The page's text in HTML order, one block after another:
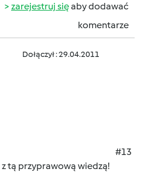
zarejestruj sięaby dodawać
komentarze
Dołączył : 29.04.2011
#13
z tą przyprawową wiedzą!